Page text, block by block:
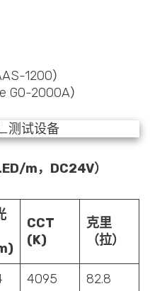
1200）
GO-2000A）
m，DC24V）
CCT
(K)
克里
（拉）
4095 82.8